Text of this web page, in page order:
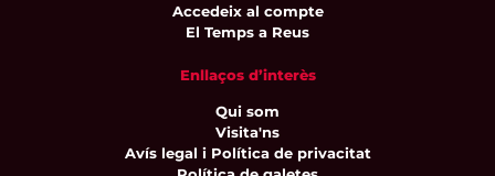
Accedeix al compte
El Temps a Reus
Enllaços d’interès
Qui som
Visita'ns
Avís legal i Política de privacitat